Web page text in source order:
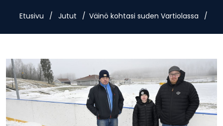
Sunnuntai 9.8.2026
Etusivu / Jutut / Väinö kohtasi suden Vartiolassa /